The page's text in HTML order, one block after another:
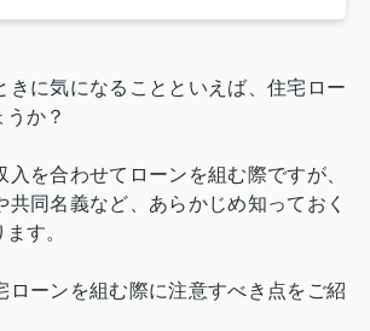
きに気になることといえば、住宅ロー
うか？
入を合わせてローンを組む際ですが、
共同名義など、あらかじめ知っておく
す。
ローンを組む際に注意すべき点をご紹